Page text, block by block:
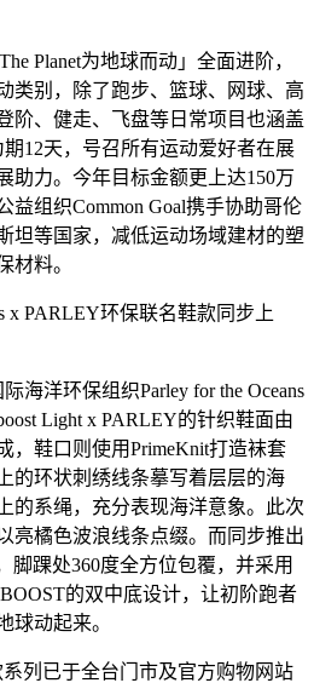
Planet为地球而动」全面进阶，
类别，除了跑步、篮球、网球、高
阶、健走、飞盘等日常项目也涵盖
12天，号召所有运动爱好者在展
助力。今年目标金额更上达150万
益组织Common Goal携手协助哥伦
坦等国家，减低运动场域建材的塑
材料。
x PARLEY环保联名鞋款同步上
海洋环保组织Parley for the Oceans
Light x PARLEY的针织鞋面由
，鞋口则使用PrimeKnit打造袜套
的环状刺绣线条摹写着层层的海
的系绳，充分表现海洋意象。此次
亮橘色波浪线条点缀。而同步推出
脚踝处360度全方位包覆，并采用
的双中底设计，让初阶跑者
球动起来。
系列已于全台门市及官方购物网站